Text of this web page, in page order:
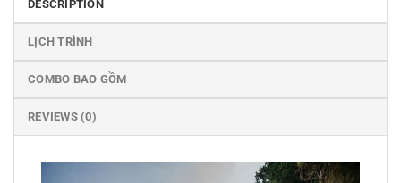
DESCRIPTION
LỊCH TRÌNH
COMBO BAO GỒM
REVIEWS (0)